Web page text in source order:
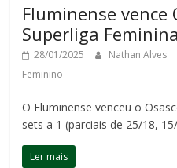
Fluminense vence
Superliga Feminina
28/01/2025 Nathan Alves
Feminino
O Fluminense venceu o
sets a 1 (parciais de 25/18,
Ler mais